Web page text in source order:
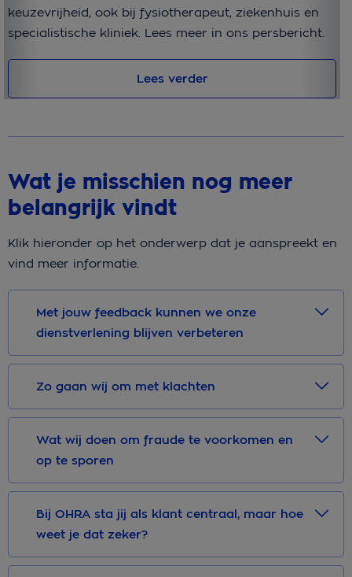
keuzevrijheid, ook bij fysiotherapeut, ziekenhuis en
specialistische kliniek. Lees meer in ons persbericht.
Lees verder
Wat je misschien nog meer
belangrijk vindt
Klik hieronder op het onderwerp dat je aanspreekt en
vind meer informatie.
Met jouw feedback kunnen we onze
dienstverlening blijven verbeteren
Zo gaan wij om met klachten
Wat wij doen om fraude te voorkomen en
op te sporen
Bij OHRA sta jij als klant centraal, maar hoe
weet je dat zeker?